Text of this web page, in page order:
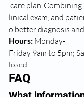
care plan. Combining
linical exam, and
o better diagnosis
Hours: Monday-
Friday 9am to 5pm;
losed.
FAQ